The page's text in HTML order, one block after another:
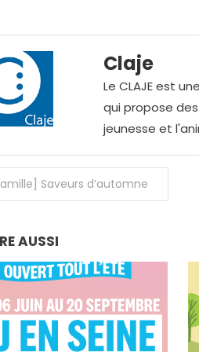
Claje
Le CLAJE est
qui propose
jeunesse et
Saveurs d’automne
AUSSI